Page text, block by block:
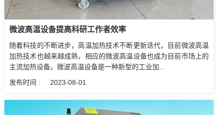
微波高温设备提高科研工作者效率
随着科技的不断进步，高温加热技术不断更新迭代，目前微波高温
加热技术也越来越成熟，相应的微波高温设备也成为目前市场上的
主流加热设备。微波高温设备是一种新型的工业加...
发布时间 :
2023-08-01